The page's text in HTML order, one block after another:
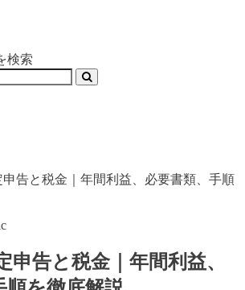
検索
告と税金｜年間利益、必要書類、手順
申告と税金｜年間利益、